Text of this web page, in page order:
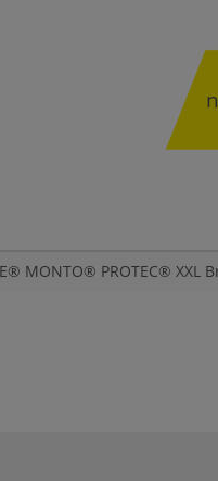
MONTO® PROTEC® XXL